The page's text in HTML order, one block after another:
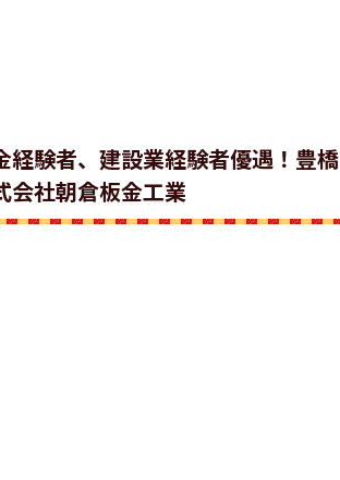
経験者、建設業経験者優遇！豊橋
会社朝倉板金工業